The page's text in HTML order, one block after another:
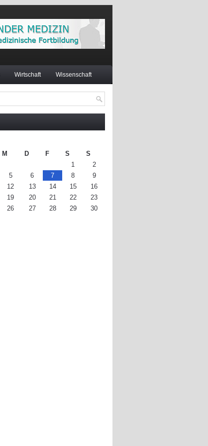
Wirtschaft Wissenschaft
M D F S
S
1
2
5 6 7 8
9
12 13 14 15
16
19 20 21 22
23
26 27 28 29
30